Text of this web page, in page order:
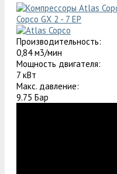
Copco GX 2 - 7 EP
Производительность:
0,84 м3/мин
Мощность двигателя:
7 кВт
Макс. давление:
9.75 Бар